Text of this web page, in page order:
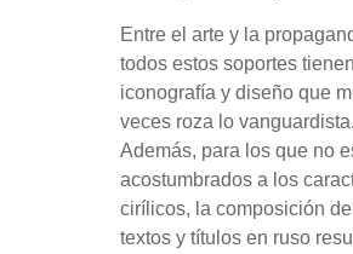
Entre el arte y la
todos estos soportes
iconografía y diseño que
veces roza lo vanguardista.
Además, para los que no
acostumbrados a los
cirílicos, la composición
textos y títulos en ruso